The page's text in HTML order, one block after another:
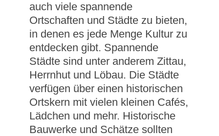
auch viele spannende
Ortschaften und Städte zu bieten,
in denen es jede Menge Kultur zu
entdecken gibt. Spannende
Städte sind unter anderem Zittau,
Herrnhut und Löbau. Die Städte
verfügen über einen historischen
Ortskern mit vielen kleinen Cafés,
Lädchen und mehr. Historische
Bauwerke und Schätze sollten